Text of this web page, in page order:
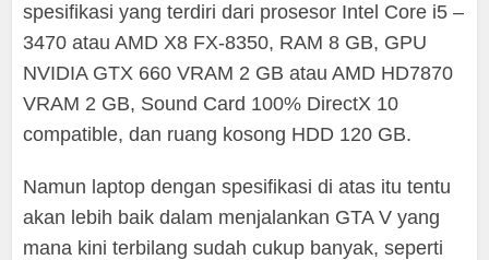
spesifikasi yang terdiri dari prosesor Intel Core i5 –
3470 atau AMD X8 FX-8350, RAM 8 GB, GPU
NVIDIA GTX 660 VRAM 2 GB atau AMD HD7870
VRAM 2 GB, Sound Card 100% DirectX 10
compatible, dan ruang kosong HDD 120 GB.
Namun laptop dengan spesifikasi di atas itu tentu
akan lebih baik dalam menjalankan GTA V yang
mana kini terbilang sudah cukup banyak, seperti